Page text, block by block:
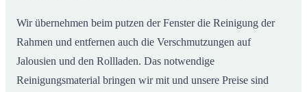
Wir übernehmen beim putzen der Fenster die Reinigung der
Rahmen und entfernen auch die Verschmutzungen auf
Jalousien und den Rollladen. Das notwendige
Reinigungsmaterial bringen wir mit und unsere Preise sind